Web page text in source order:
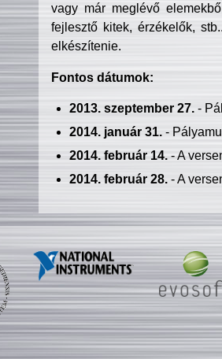
vagy már meglévő
fejlesztő kitek, érzékelők,
elkészítenie.
Fontos dátumok:
2013. szeptember 27.-
2014. január 31.-
2014. február 14.- A
2014. február 28.- A